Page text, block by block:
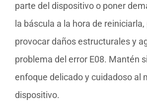
parte del dispositivo o poner
la báscula a la hora de
provocar daños estructurales y
problema del error E08. Mantén
enfoque delicado y cuidadoso al
dispositivo.